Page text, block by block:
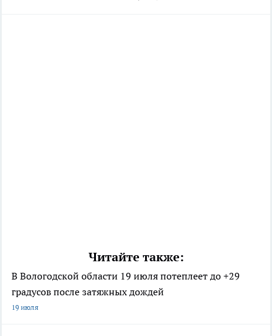
Читайте также:
В Вологодской области 19 июля потеплеет до +29
градусов после затяжных дождей
19 июля